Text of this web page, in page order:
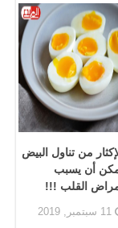
من تناول البيض
أن يسبب
القلب !!!
11 سبتمبر, 2019